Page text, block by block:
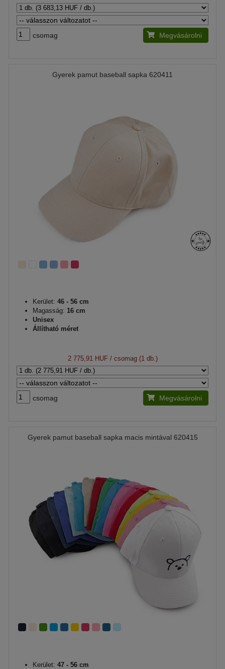
csomag Megvásárolni
Gyerek pamut baseball sapka 620411
Kerület: 46 - 56 cm
Magasság: 16 cm
Unisex
Állítható méret
2 775,91 HUF/ csomag (1 db.)
csomag Megvásárolni
Gyerek pamut baseball sapka macis mintával 620415
Kerület: 47 - 56 cm